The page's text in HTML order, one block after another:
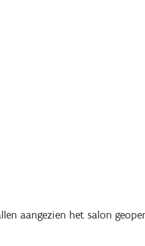
aangezien het salon